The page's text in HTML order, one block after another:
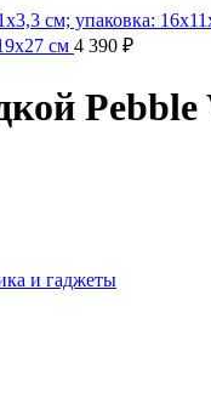
см 4 390 ₽
и гаджеты